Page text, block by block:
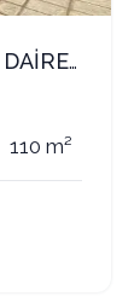
GİRNE ALSANCAK’TA 3+1 EŞYALI DAİRE – ORTAK HAVUZLU SİTE
110 m²